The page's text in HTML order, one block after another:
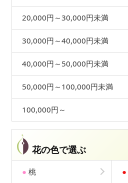
20,000円～30,000円未満
30,000円～40,000円未満
40,000円～50,000円未満
50,000円～100,000円未満
100,000円～
花の色で選ぶ
● 桃 ●